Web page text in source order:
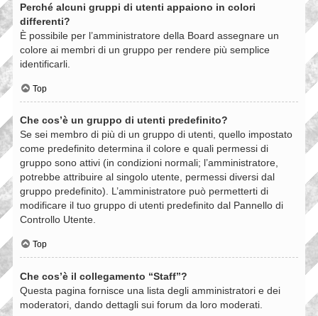
Perché alcuni gruppi di utenti appaiono in colori
differenti?
È possibile per l’amministratore della Board assegnare un
colore ai membri di un gruppo per rendere più semplice
identificarli.
Top
Che cos’è un gruppo di utenti predefinito?
Se sei membro di più di un gruppo di utenti, quello impostato
come predefinito determina il colore e quali permessi di
gruppo sono attivi (in condizioni normali; l’amministratore,
potrebbe attribuire al singolo utente, permessi diversi dal
gruppo predefinito). L’amministratore può permetterti di
modificare il tuo gruppo di utenti predefinito dal Pannello di
Controllo Utente.
Top
Che cos’è il collegamento “Staff”?
Questa pagina fornisce una lista degli amministratori e dei
moderatori, dando dettagli sui forum da loro moderati.